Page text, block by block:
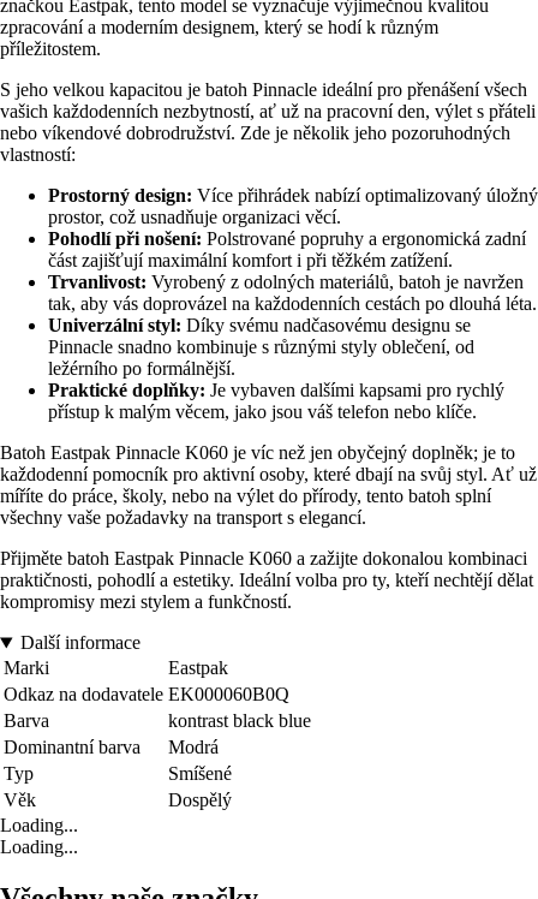
značkou Eastpak, tento model se vyznačuje výjimečnou kvalitou
zpracování a moderním designem, který se hodí k různým
příležitostem.
S jeho velkou kapacitou je batoh Pinnacle ideální pro přenášení všech
vašich každodenních nezbytností, ať už na pracovní den, výlet s přáteli
nebo víkendové dobrodružství. Zde je několik jeho pozoruhodných
vlastností:
Prostorný design: Více přihrádek nabízí optimalizovaný úložný
prostor, což usnadňuje organizaci věcí.
Pohodlí při nošení: Polstrované popruhy a ergonomická zadní
část zajišťují maximální komfort i při těžkém zatížení.
Trvanlivost: Vyrobený z odolných materiálů, batoh je navržen
tak, aby vás doprovázel na každodenních cestách po dlouhá léta.
Univerzální styl: Díky svému nadčasovému designu se
Pinnacle snadno kombinuje s různými styly oblečení, od
ležérního po formálnější.
Praktické doplňky: Je vybaven dalšími kapsami pro rychlý
přístup k malým věcem, jako jsou váš telefon nebo klíče.
Batoh Eastpak Pinnacle K060 je víc než jen obyčejný doplněk; je to
každodenní pomocník pro aktivní osoby, které dbají na svůj styl. Ať už
míříte do práce, školy, nebo na výlet do přírody, tento batoh splní
všechny vaše požadavky na transport s elegancí.
Přijměte batoh Eastpak Pinnacle K060 a zažijte dokonalou kombinaci
praktičnosti, pohodlí a estetiky. Ideální volba pro ty, kteří nechtějí dělat
kompromisy mezi stylem a funkčností.
Další informace
Marki
Eastpak
Odkaz na dodavatele EK000060B0Q
Barva
kontrast black blue
Dominantní barva
Modrá
Typ
Smíšené
Věk
Dospělý
Loading...
Loading...